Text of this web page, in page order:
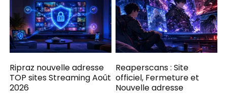
Ripraz nouvelle adresse
TOP sites Streaming Août
2026
Reaperscans : Site
officiel, Fermeture et
Nouvelle adresse